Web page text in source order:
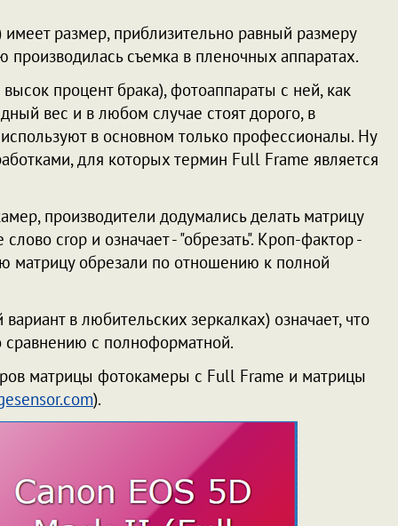
размер, приблизительно равный размеру
съемка в пленочных аппаратах.
процент брака), фотоаппараты с ней, как
вес и в любом случае стоят дорого, в
в основном только профессионалы. Ну
для которых термин Full Frame является
производители додумались делать матрицу
crop и означает - "обрезать". Кроп-фактор -
матрицу обрезали по отношению к полной
в любительских зеркалках) означает, что
сравнению с полноформатной.
матрицы фотокамеры с Full Frame и матрицы
).